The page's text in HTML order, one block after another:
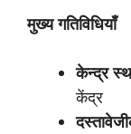
मुख्यगतिविधियाँ
केन्द्र
केंद्र